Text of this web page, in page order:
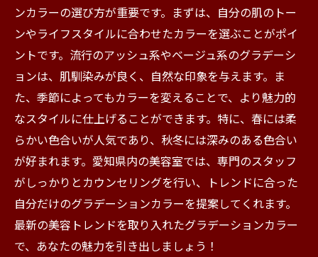
ンカラーの選び方が重要です。まずは、自分の肌のトー
ンやライフスタイルに合わせたカラーを選ぶことがポイ
ントです。流行のアッシュ系やベージュ系のグラデーシ
ョンは、肌馴染みが良く、自然な印象を与えます。ま
た、季節によってもカラーを変えることで、より魅力的
なスタイルに仕上げることができます。特に、春には柔
らかい色合いが人気であり、秋冬には深みのある色合い
が好まれます。愛知県内の美容室では、専門のスタッフ
がしっかりとカウンセリングを行い、トレンドに合った
自分だけのグラデーションカラーを提案してくれます。
最新の美容トレンドを取り入れたグラデーションカラー
で、あなたの魅力を引き出しましょう！